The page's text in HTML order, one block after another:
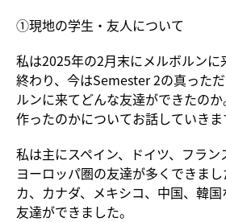
①現地の学生・友人について
私は2025年の2月末にメルボルン
終わり、今はSemester 2の真った
ルンに来てどんな友達ができたの
作ったのかについてお話していきま
私は主にスペイン、ドイツ、フラ
ヨーロッパ圏の友達が多くできま
カ、カナダ、メキシコ、中国、韓
友達ができました。